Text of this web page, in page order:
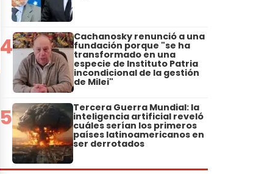
4 Cachanosky renunció a una
fundación porque "se ha
transformado en una
especie de Instituto Patria
incondicional de la gestión
de Milei"
5 Tercera Guerra Mundial: la
inteligencia artificial reveló
cuáles serían los primeros
países latinoamericanos en
ser derrotados